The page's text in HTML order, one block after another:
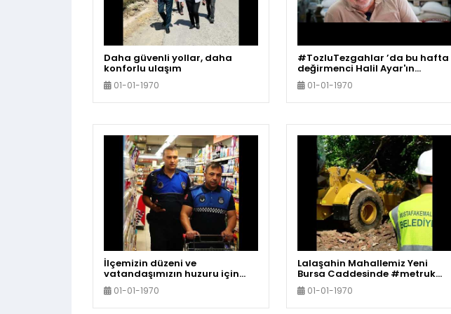
Daha güvenli yollar, daha
konforlu ulaşım
01-01-1970
#TozluTezgahlar ’da bu hafta
değirmenci Halil Ayar'ın
hikayesine konuk oluyoruz..
01-01-1970
İlçemizin düzeni ve
vatandaşımızın huzuru için
görev yapan #Zabıta
Müdürlüğümüz, daima
yanınızda
01-01-1970
Lalaşahin Mahallemiz Yeni
Bursa Caddesinde #metruk
binaların yıkımını
gerçekleştirdik
01-01-1970